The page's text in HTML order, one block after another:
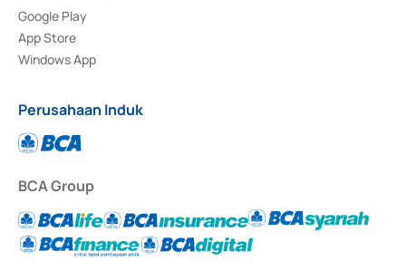
Google Play
App Store
Windows App
Perusahaan Induk
BCA Group